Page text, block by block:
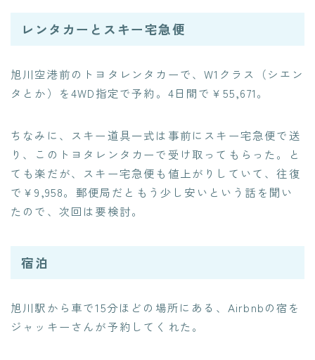
レンタカーとスキー宅急便
旭川空港前のトヨタレンタカーで、W1クラス（シエン
タとか）を4WD指定で予約。4日間で￥55,671。
ちなみに、スキー道具一式は事前にスキー宅急便で送
り、このトヨタレンタカーで受け取ってもらった。と
ても楽だが、スキー宅急便も値上がりしていて、往復
で￥9,958。郵便局だともう少し安いという話を聞い
たので、次回は要検討。
宿泊
旭川駅から車で15分ほどの場所にある、Airbnbの宿を
ジャッキーさんが予約してくれた。